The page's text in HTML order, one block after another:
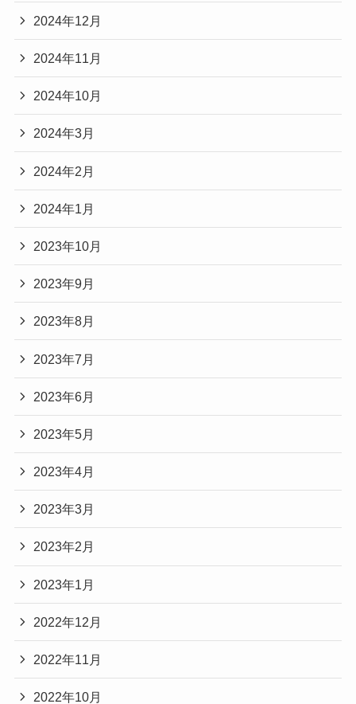
2024年12月
2024年11月
2024年10月
2024年3月
2024年2月
2024年1月
2023年10月
2023年9月
2023年8月
2023年7月
2023年6月
2023年5月
2023年4月
2023年3月
2023年2月
2023年1月
2022年12月
2022年11月
2022年10月